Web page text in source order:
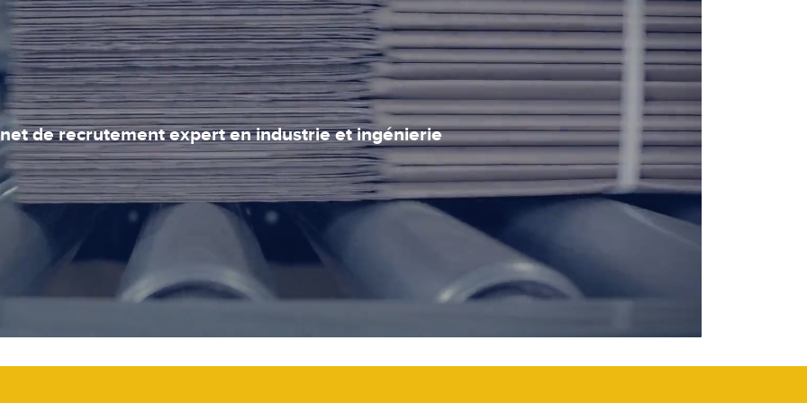
de recrutement expert en industrie et ingénierie